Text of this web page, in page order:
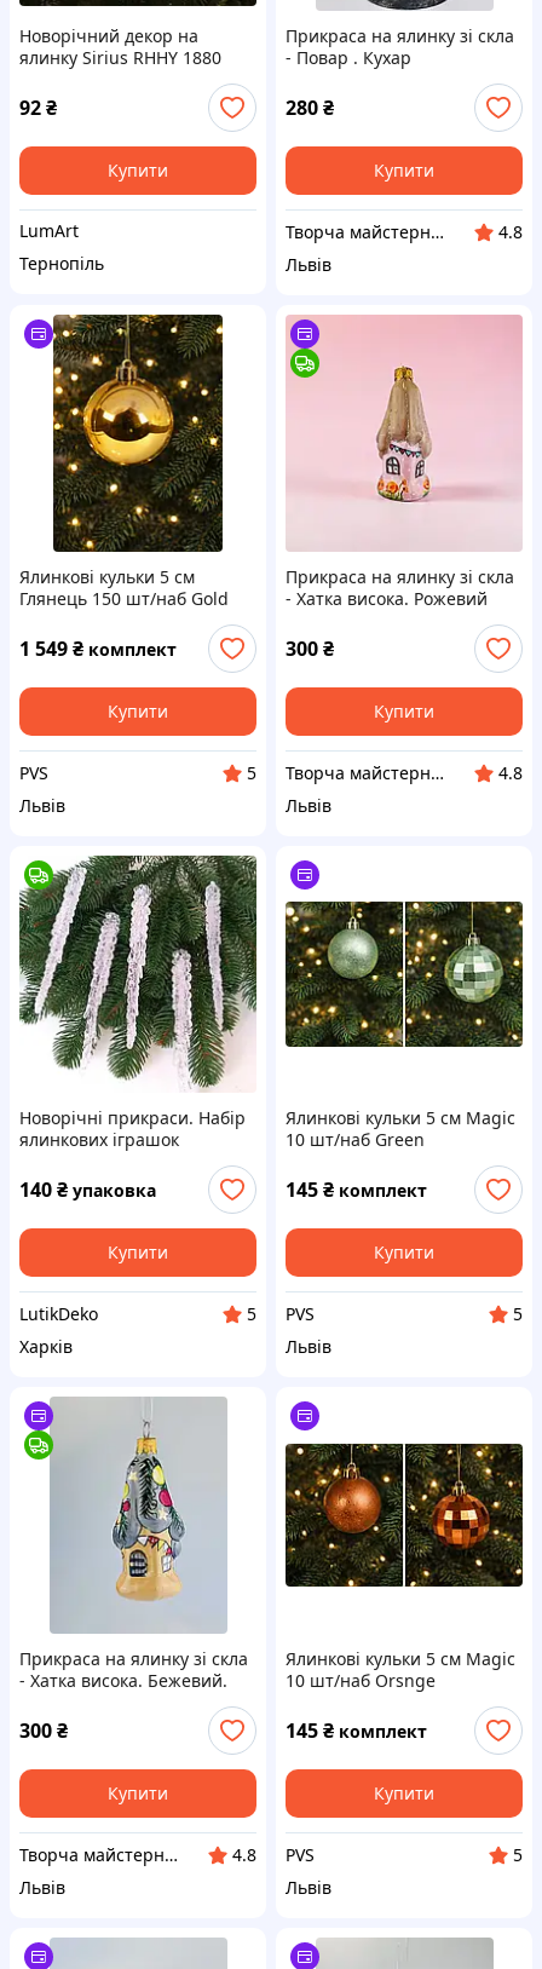
Новорічний декор на
ялинку Sirius RHHY 1880
92₴
Купити
LumArt
Тернопіль
Прикраса на ялинку зі скла
- Повар . Кухар
280₴
Купити
Творча майстерня "Сніжинка"
4.8
Львів
Ялинкові кульки 5 см
Глянець 150 шт/наб Gold
1 549₴ комплект
Купити
PVS
5
Львів
Прикраса на ялинку зі скла
- Хатка висока. Рожевий
300₴
Купити
Творча майстерня "Сніжинка"
4.8
Львів
Новорічні прикраси. Набір
ялинкових іграшок
140₴ упаковка
Купити
LutikDeko
5
Харків
Ялинкові кульки 5 см Magic
10 шт/наб Green
145₴ комплект
Купити
PVS
5
Львів
Прикраса на ялинку зі скла
- Хатка висока. Бежевий.
300₴
Купити
Творча майстерня "Сніжинка"
4.8
Львів
Ялинкові кульки 5 см Magic
10 шт/наб Orsnge
145₴ комплект
Купити
PVS
5
Львів